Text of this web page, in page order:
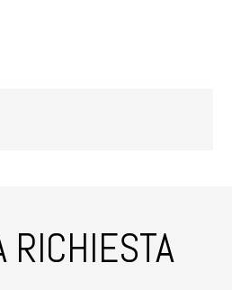
RICHIESTA